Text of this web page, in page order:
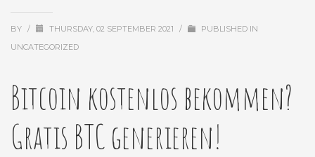
BY / THURSDAY, 02 SEPTEMBER 2021 /
PUBLISHED IN
UNCATEGORIZED
Bitcoin kostenlos bekommen?
Gratis BTC generieren!